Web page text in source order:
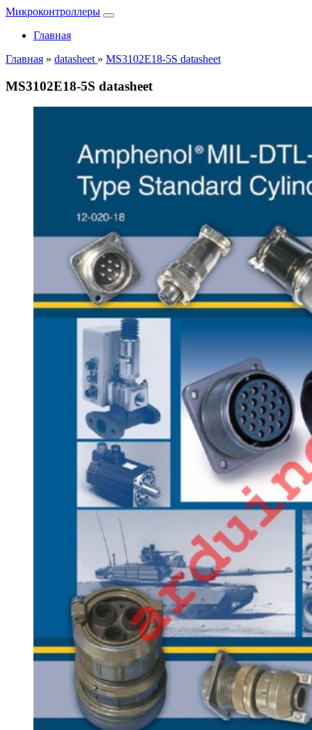
Микроконтроллеры
Главная
Главная » datasheet » MS3102E18-5S datasheet
MS3102E18-5S datasheet